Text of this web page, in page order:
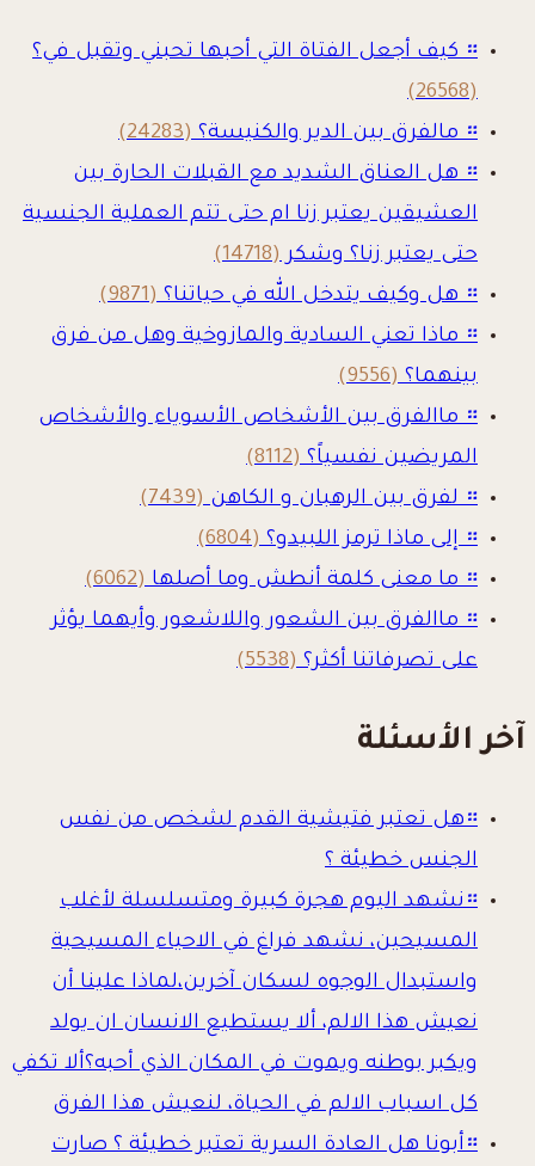
። كيف أجعل الفتاة التي أحبها تحبني وتقبل في؟
(26568)
። مالفرق بين الدير والكنيسة؟(24283)
። هل العناق الشديد مع القبلات الحارة بين
العشيقين يعتبر زنا ام حتى تتم العملية الجنسية
حتى يعتبر زنا؟ وشكر(14718)
። هل وكيف يتدخل الله في حياتنا؟(9871)
። ماذا تعني السادية والمازوخية وهل من فرق
بينهما؟(9556)
። ماالفرق بين الأشخاص الأسوياء والأشخاص
المريضين نفسياً؟(8112)
። لفرق بين الرهبان و الكاهن(7439)
። إلى ماذا ترمز اللبيدو؟(6804)
። ما معنى كلمة أنطش وما أصلها(6062)
። ماالفرق بين الشعور واللاشعور وأيهما يؤثر
على تصرفاتنا أكثر؟(5538)
آخر الأسئلة
።هل تعتبر فتيشية القدم لشخص من نفس
الجنس خطيئة ؟
።نشهد اليوم هجرة كبيرة ومتسلسلة لأغلب
المسيحين، نشهد فراغ في الاحياء المسيحية
واستبدال الوجوه لسكان آخرين،لماذا علينا أن
نعيش هذا الالم، ألا يستطيع الانسان ان يولد
ويكبر بوطنه ويموت في المكان الذي أحبه؟ألا تكفي
كل اسباب الالم في الحياة، لنعيش هذا الفرق
።أبونا هل العادة السرية تعتبر خطيئة ؟ صارت